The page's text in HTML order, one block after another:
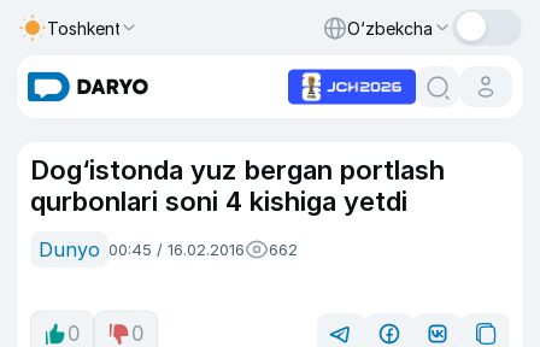
Toshkent O‘zbekcha
Dog‘istonda yuz bergan portlash
qurbonlari soni 4 kishiga yetdi
Dunyo 00:45 / 16.02.2016 662
0 0